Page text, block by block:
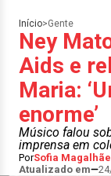
Início>Gente
Ney
Aids e
Maria:
enorme’
Músico falou
imprensa em
PorSofia
Atualizado em